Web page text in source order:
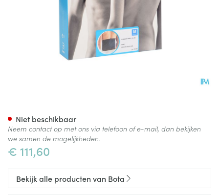
€ 111,60
Niet beschikbaar
Neem contact op met ons via telefoon of e-mail, dan bekijken
we samen de mogelijkheden.
Bekijk alle producten van Bota